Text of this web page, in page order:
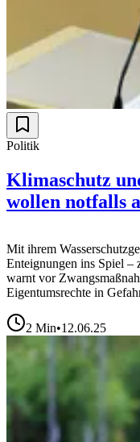
Politik
Klimaschutz
wollen notfalls
Mit ihrem
Enteignungen ins Spiel
warnt vor
Eigentumsrechte in
2 Min•12.06.25